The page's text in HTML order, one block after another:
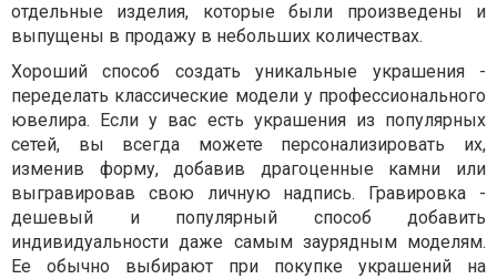
отдельные изделия, которые были произведены и
выпущены в продажу в небольших количествах.
Хороший способ создать уникальные украшения -
переделать классические модели у профессионального
ювелира. Если у вас есть украшения из популярных
сетей, вы всегда можете персонализировать их,
изменив форму, добавив драгоценные камни или
выгравировав свою личную надпись. Гравировка -
дешевый и популярный способ добавить
индивидуальности даже самым заурядным моделям.
Ее обычно выбирают при покупке украшений на